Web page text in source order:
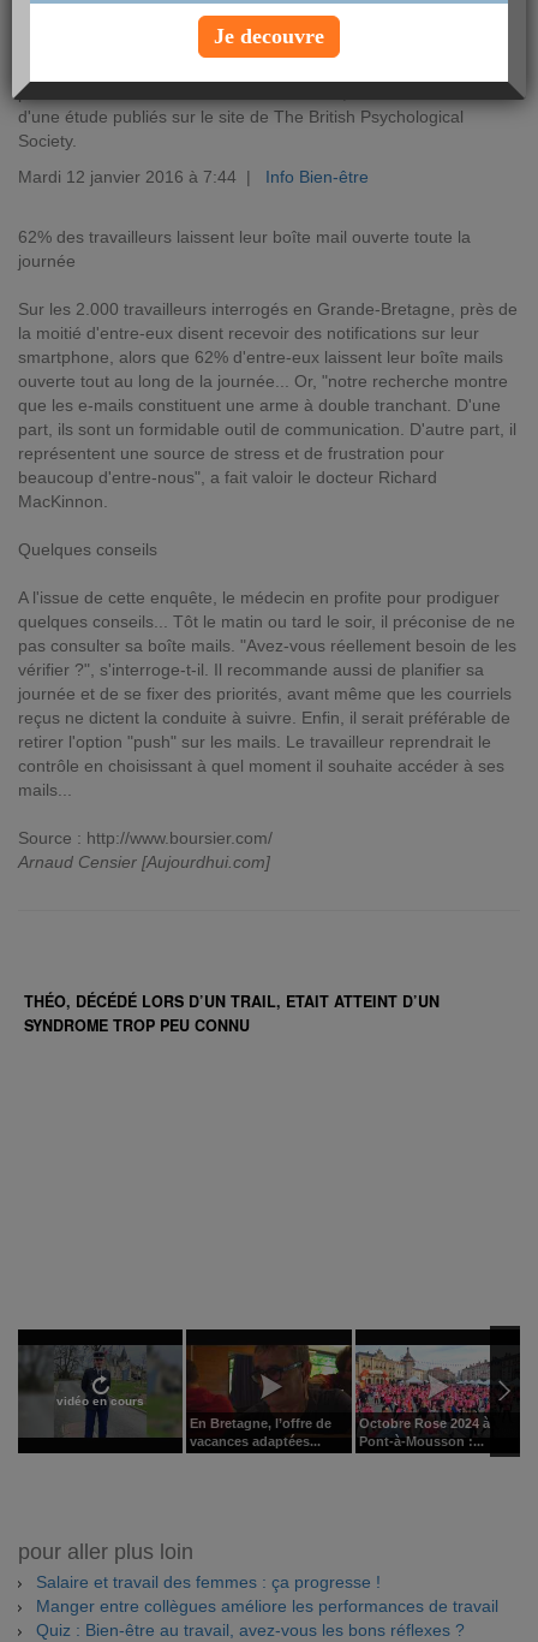
Avoir sa boîte mail professionnelle ouverte en permanence et
productivité des salariés et à leur bien-être, selon les résultats
d'une étude publiés sur le site de The British Psychological
Society.
Mardi 12 janvier 2016 à 7:44 | Info Bien-être
62% des travailleurs laissent leur boîte mail ouverte toute la
journée
Sur les 2.000 travailleurs interrogés en Grande-Bretagne, près de
la moitié d'entre-eux disent recevoir des notifications sur leur
smartphone, alors que 62% d'entre-eux laissent leur boîte mails
ouverte tout au long de la journée... Or, "notre recherche montre
que les e-mails constituent une arme à double tranchant. D'une
part, ils sont un formidable outil de communication. D'autre part, il
représentent une source de stress et de frustration pour
beaucoup d'entre-nous", a fait valoir le docteur Richard
MacKinnon.
Quelques conseils
A l'issue de cette enquête, le médecin en profite pour prodiguer
quelques conseils... Tôt le matin ou tard le soir, il préconise de ne
pas consulter sa boîte mails. "Avez-vous réellement besoin de les
vérifier ?", s'interroge-t-il. Il recommande aussi de planifier sa
journée et de se fixer des priorités, avant même que les courriels
reçus ne dictent la conduite à suivre. Enfin, il serait préférable de
retirer l'option "push" sur les mails. Le travailleur reprendrait le
contrôle en choisissant à quel moment il souhaite accéder à ses
mails...
Source : http://www.boursier.com/
Arnaud Censier [Aujourdhui.com]
THÉO, DÉCÉDÉ LORS D’UN TRAIL, ETAIT ATTEINT D’UN
SYNDROME TROP PEU CONNU
vidéo en cours
En Bretagne, l’offre de
vacances adaptées...
Octobre Rose 2024 à
Pont-à-Mousson :...
pour aller plus loin
Salaire et travail des femmes : ça progresse !
Manger entre collègues améliore les performances de travail
Quiz : Bien-être au travail, avez-vous les bons réflexes ?
Je decouvre